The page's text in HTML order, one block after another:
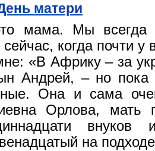
матери
мама. Мы всегда
когда почти у
«В Африку – за
Андрей, – но пока
Она и сама
Орлова, мать
внуков
на